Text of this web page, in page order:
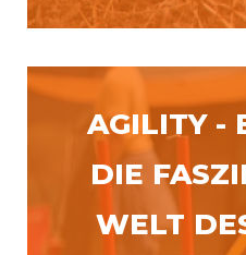
AGILITY -
DIE
WELT